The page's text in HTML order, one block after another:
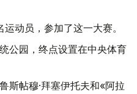
动员，参加了这一大赛。
公园，终点设置在中央体育
斯帖穆·拜塞伊托夫和«阿拉